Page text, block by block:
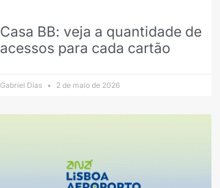
Casa BB: veja a quantidade de
acessos para cada cartão
Gabriel Dias 2 de maio de 2026